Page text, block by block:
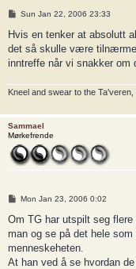
P
s
Sun Jan 22, 2006 23:33
Hvis en tenker at absolutt
det så skulle være
inntreffe når vi snakker om
Kneel and swear to the
Sammael
Mørkefrende
P
s
Mon Jan 23, 2006 0:02
Om TG har utspilt seg
man og se på det hele
menneskeheten.
At han ved å se hvordan